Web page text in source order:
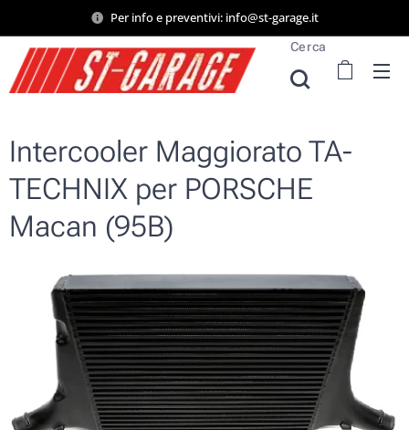
Per info e preventivi: info@st-garage.it
Cerca
Intercooler Maggiorato TA-
TECHNIX per PORSCHE
Macan (95B)